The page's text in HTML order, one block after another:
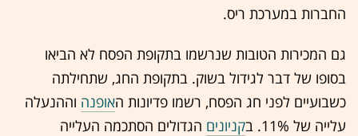
החברות במערכת ריס.
גם המכירות הטובות שנרשמו בתקופת הפסח לא הביאו
בסופו של דבר לגידול בשוק. בתקופת החג, שתחילתה
כשבועיים לפני חג הפסח, רשמו פדיונות האופנה וההנעלה
עלייה של 11%. ב
קניונים הגדולים הסתכמה העלייה